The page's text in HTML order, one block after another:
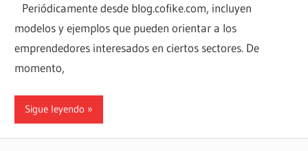
Periódicamente desde blog.cofike.com, incluyen
modelos y ejemplos que pueden orientar a los
emprendedores interesados en ciertos sectores. De
momento,
Sigue leyendo